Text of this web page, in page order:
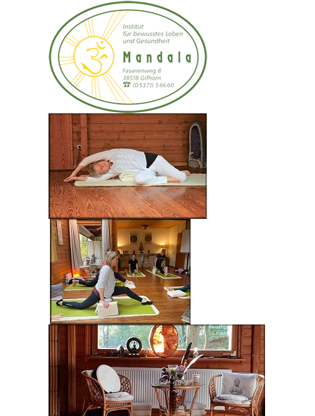
03.– 05. Oktober 2025 oder 06. – 08. November
Psyche und Soma aus ganzheitlicher Sicht
Wenn sich die leise Stimme deines inneren der lauten
Sprache deines Körpers bedient – die Entstehung von
Schmerz aus der geistigen Sicht
Ursache
mentaler
Störungen und
Auswirkung auf
Psyche und